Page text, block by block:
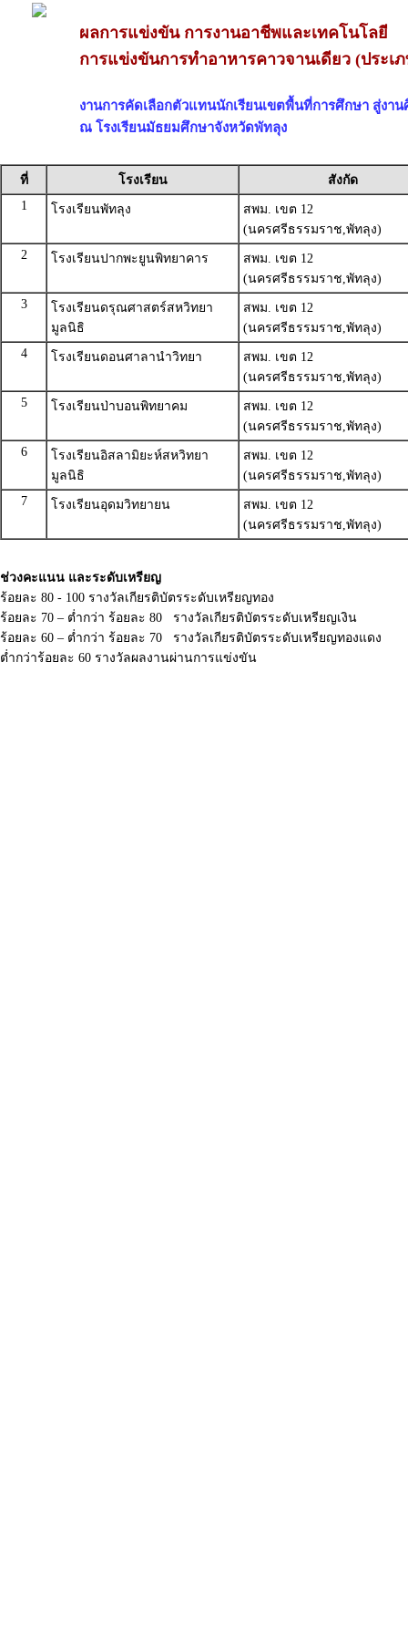
ผลการแข่งขัน การงานอาชีพและเทคโนโลยี
การแข่งขันการทำอาหารคาวจานเดียว (ประ
งานการคัดเลือกตัวแทนนักเรียนเขตพื้นที่การศึกษา สู่งา
ณ โรงเรียนมัธยมศึกษาจังหวัดพัทลุง
ที่ โรงเรียน
สังกัด
1
โรงเรียนพัทลุง
สพม. เขต 12
(นครศรีธรรมราช,พัทลุง)
2
โรงเรียนปากพะยูนพิทยาคาร
สพม. เขต 12
(นครศรีธรรมราช,พัทลุง)
3
โรงเรียนดรุณศาสตร์สหวิทยา
มูลนิธิ
สพม. เขต 12
(นครศรีธรรมราช,พัทลุง)
4
โรงเรียนดอนศาลานำวิทยา
สพม. เขต 12
(นครศรีธรรมราช,พัทลุง)
5
โรงเรียนป่าบอนพิทยาคม
สพม. เขต 12
(นครศรีธรรมราช,พัทลุง)
6
โรงเรียนอิสลามิยะห์สหวิทยา
มูลนิธิ
สพม. เขต 12
(นครศรีธรรมราช,พัทลุง)
7
โรงเรียนอุดมวิทยายน
สพม. เขต 12
(นครศรีธรรมราช,พัทลุง)
ช่วงคะแนน และระดับเหรียญ
ร้อยละ 80 - 100 รางวัลเกียรติบัตรระดับเหรียญทอง
ร้อยละ 70 – ต่ำกว่า ร้อยละ 80 รางวัลเกียรติบัตรระดับเหรียญเงิน
ร้อยละ 60 – ต่ำกว่า ร้อยละ 70 รางวัลเกียรติบัตรระดับเหรียญทองแดง
ต่ำกว่าร้อยละ 60 รางวัลผลงานผ่านการแข่งขัน